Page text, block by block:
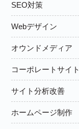
SEO対策
Webデザイン
オウンドメディア
コーポレートサイト
サイト分析改善
ホームページ制作